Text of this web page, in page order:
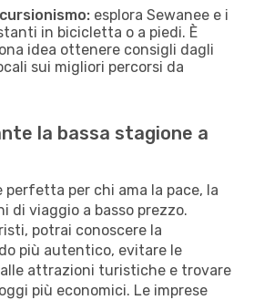
esplora Sewanee e i
in bicicletta o a piedi. È
idea ottenere consigli dagli
sui migliori percorsi da
la bassa stagione a
perfetta per chi ama la pace, la
di viaggio a basso prezzo.
potrai conoscere la
più autentico, evitare le
attrazioni turistiche e trovare
più economici. Le imprese